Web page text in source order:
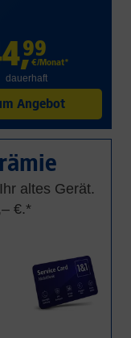
,99
€/Monat*
dauerhaft
Angebot
altes Gerät.
€.*